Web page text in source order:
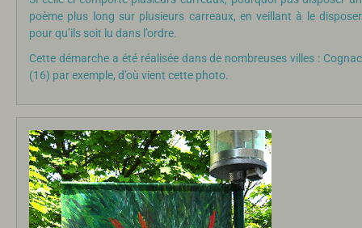
poème plus long sur plusieurs carreaux, en veillant à le disposer
pour qu’ils soit lu dans l’ordre.
Cette démarche a été réalisée dans de nombreuses villes : Cognac
(16) par exemple, d’où vient cette photo.